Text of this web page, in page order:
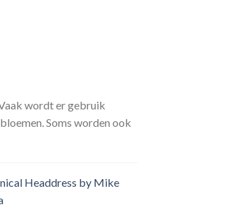
wordt er gebruik
Soms worden ook